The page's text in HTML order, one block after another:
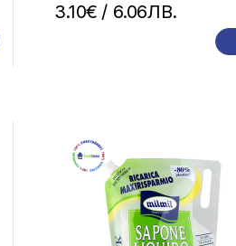
3.10€ / 6.06ЛВ.